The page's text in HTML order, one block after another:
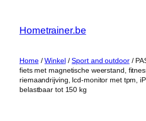
Hometrainer.be
Home/Winkel/Sport and outdoor/
fiets met magnetische weerstand,
riemaandrijving, lcd-monitor met tpm,
belastbaar tot 150 kg